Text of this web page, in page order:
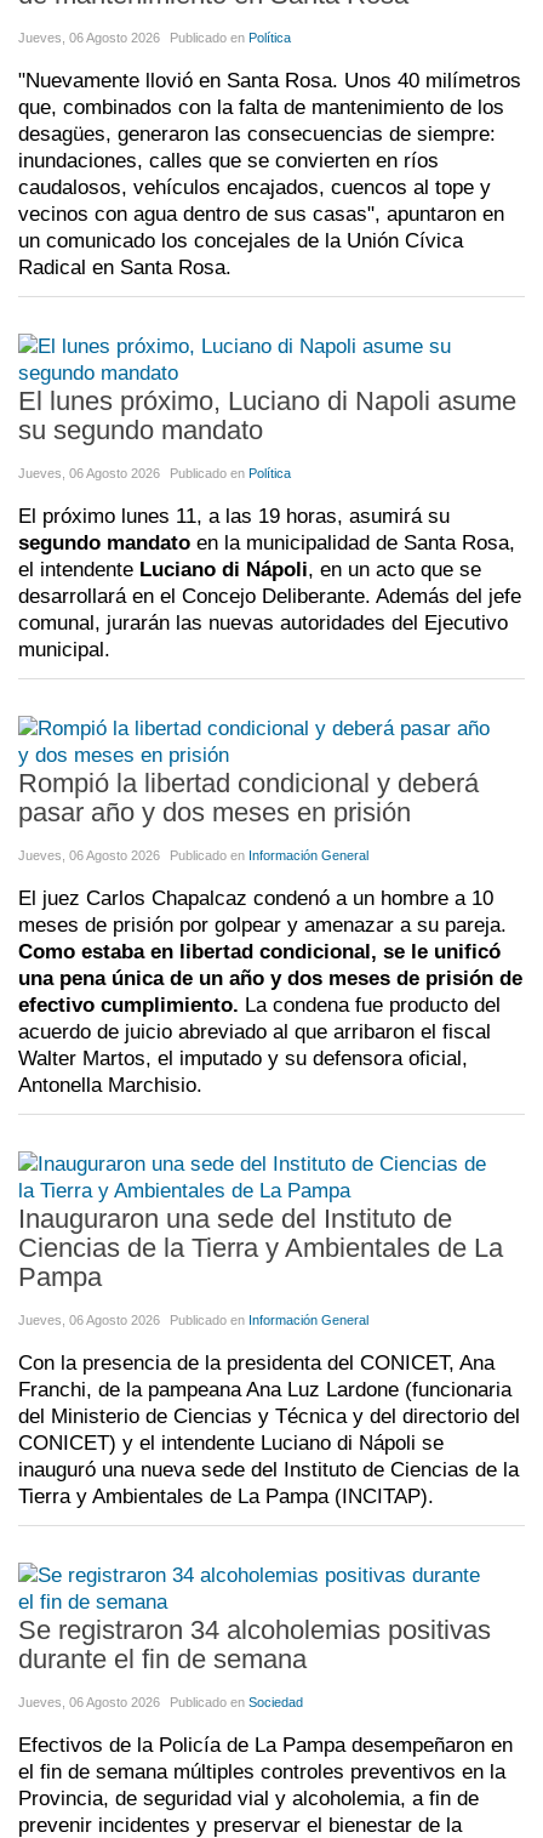
Jueves, 06 Agosto 2026 Publicado en Política
"Nuevamente llovió en Santa Rosa. Unos 40 milímetros
que, combinados con la falta de mantenimiento de los
desagües, generaron las consecuencias de siempre:
inundaciones, calles que se convierten en ríos
caudalosos, vehículos encajados, cuencos al tope y
vecinos con agua dentro de sus casas", apuntaron en
un comunicado los concejales de la Unión Cívica
Radical en Santa Rosa.
El lunes próximo, Luciano di Napoli asume
su segundo mandato
Jueves, 06 Agosto 2026 Publicado en Política
El próximo lunes 11, a las 19 horas, asumirá su
segundo mandato en la municipalidad de Santa Rosa,
el intendente Luciano di Nápoli, en un acto que se
desarrollará en el Concejo Deliberante. Además del jefe
comunal, jurarán las nuevas autoridades del Ejecutivo
municipal.
Rompió la libertad condicional y deberá
pasar año y dos meses en prisión
Jueves, 06 Agosto 2026 Publicado en Información General
El juez Carlos Chapalcaz condenó a un hombre a 10
meses de prisión por golpear y amenazar a su pareja.
Como estaba en libertad condicional, se le unificó
una pena única de un año y dos meses de prisión de
efectivo cumplimiento. La condena fue producto del
acuerdo de juicio abreviado al que arribaron el fiscal
Walter Martos, el imputado y su defensora oficial,
Antonella Marchisio.
Inauguraron una sede del Instituto de
Ciencias de la Tierra y Ambientales de La
Pampa
Jueves, 06 Agosto 2026 Publicado en Información General
Con la presencia de la presidenta del CONICET, Ana
Franchi, de la pampeana Ana Luz Lardone (funcionaria
del Ministerio de Ciencias y Técnica y del directorio del
CONICET) y el intendente Luciano di Nápoli se
inauguró una nueva sede del Instituto de Ciencias de la
Tierra y Ambientales de La Pampa (INCITAP).
Se registraron 34 alcoholemias positivas
durante el fin de semana
Jueves, 06 Agosto 2026 Publicado en Sociedad
Efectivos de la Policía de La Pampa desempeñaron en
el fin de semana múltiples controles preventivos en la
Provincia, de seguridad vial y alcoholemia, a fin de
prevenir incidentes y preservar el bienestar de la